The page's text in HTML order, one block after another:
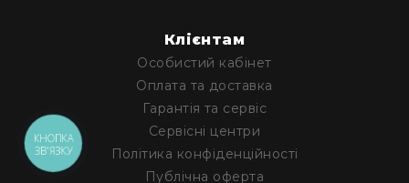
Конфетті
машини
Генератори
диму/
туману
Генератори
снігу
Клієнтам
Особистий кабінет
Оплата та доставка
Гарантія та сервіс
Сервісні центри
Політика конфіденційності
Публічна оферта
КНОПКА
ЗВ'ЯЗКУ